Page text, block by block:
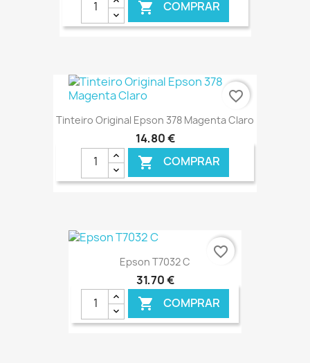
 COMPRAR
€ ONLINE
Tinteiro Original Epson 378 Magenta Claro
14,80 €
 COMPRAR
favorite_border
Epson T7032 C
31,70 €
 COMPRAR
favorite_border